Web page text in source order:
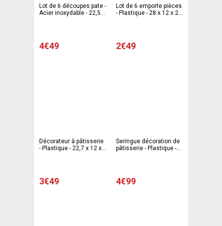
Lot de 6 découpes pate -
Acier inoxydable - 22,5 x
4€49
Lot de 6 emporte pièces
- Plastique - 28 x 12 x 2
2€49
Décorateur à pâtisserie
- Plastique - 22,7 x 12 x
3€49
Seringue décoration de
pâtisserie - Plastique -
4€99